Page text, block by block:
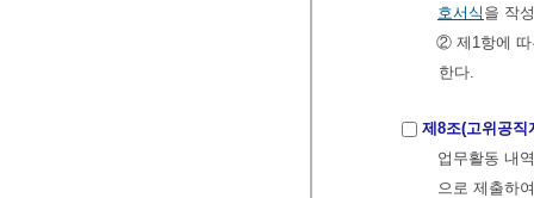
호서식 을 작
② 제1항에 따
한다.
제8조(고위공직
업무활동 내
으로 제출하